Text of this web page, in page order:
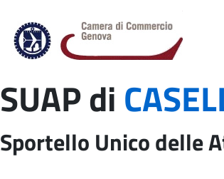
SUAP di
Sportello Unico delle